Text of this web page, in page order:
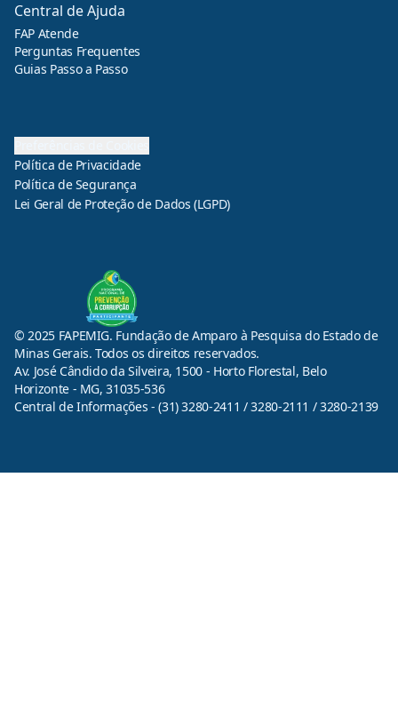
Central de Ajuda
FAP Atende
Perguntas Frequentes
Guias Passo a Passo
Política de Privacidade
Política de Segurança
Lei Geral de Proteção de Dados (LGPD)
© 2025 FAPEMIG. Fundação de Amparo à Pesquisa do Estado de
Minas Gerais. Todos os direitos reservados.
Av. José Cândido da Silveira, 1500 - Horto Florestal, Belo
Horizonte - MG, 31035-536
Central de Informações - (31) 3280-2411 / 3280-2111 / 3280-2139